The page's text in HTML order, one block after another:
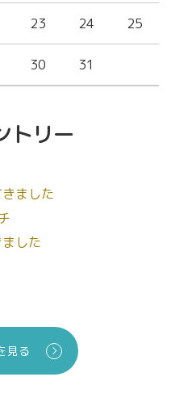
23 24 25
30 31
トリー
ました
した
見る